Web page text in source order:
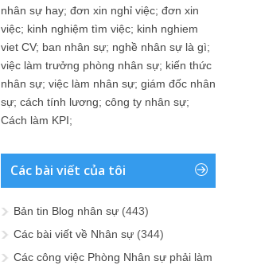
nhân sự hay; đơn xin nghỉ việc; đơn xin
việc; kinh nghiệm tìm việc; kinh nghiem
viet CV; ban nhân sự; nghề nhân sự là gì;
việc làm trưởng phòng nhân sự; kiến thức
nhân sự; việc làm nhân sự; giám đốc nhân
sự; cách tính lương; công ty nhân sự;
Cách làm KPI;
Các bài viết của tôi
Bản tin Blog nhân sự (443)
Các bài viết về Nhân sự (344)
Các công việc Phòng Nhân sự phải làm